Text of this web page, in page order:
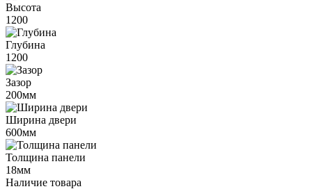
Высота
1200
Глубина
1200
Зазор
200мм
Ширина двери
600мм
Толщина панели
18мм
Наличие товара